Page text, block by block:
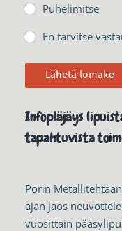
Puhelimitse
En tarvitse
Lähetä lomake
Infopläjäys
tapahtuvista
Porin
ajan jaos
vuosittain